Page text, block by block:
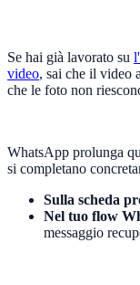
Se hai già lavorato su
video, sai che il video
che le foto non
WhatsApp prolunga
si completano
Sulla scheda
Nel tuo flow
messaggio